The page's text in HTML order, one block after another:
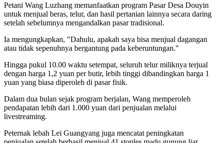
Petani Wang Luzhang memanfaatkan program Pasar Desa Douyin
untuk menjual beras, telur, dan hasil pertanian lainnya secara daring
setelah sebelumnya mengandalkan pasar tradisional.
Ia mengungkapkan, "Dahulu, apakah saya bisa menjual dagangan
atau tidak sepenuhnya bergantung pada keberuntungan."
Hingga pukul 10.00 waktu setempat, seluruh telur miliknya terjual
dengan harga 1,2 yuan per butir, lebih tinggi dibandingkan harga 1
yuan yang biasa diperoleh di pasar fisik.
Dalam dua bulan sejak program berjalan, Wang memperoleh
pendapatan lebih dari 1.000 yuan dari penjualan melalui
livestreaming.
Peternak lebah Lei Guangyang juga mencatat peningkatan